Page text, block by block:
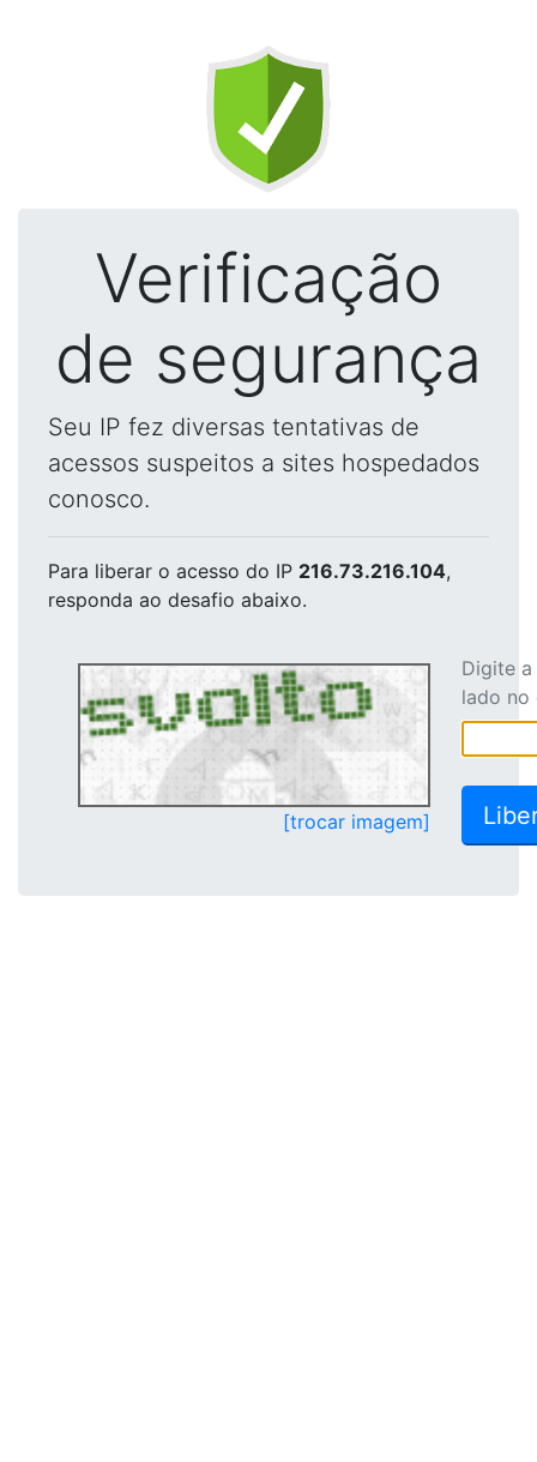
Verificação
de segurança
Seu IP fez diversas tentativas de
acessos suspeitos a sites hospedados
conosco.
Para liberar o acesso do IP 216.73.216.104,
responda ao desafio abaixo.
[trocar imagem]
Digite
lado no